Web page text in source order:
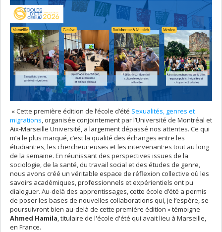
« Cette première édition de l’école d’été Sexualités, genres et
migrations, organisée conjointement par l’Université de Montréal et
Aix-Marseille Université, a largement dépassé nos attentes. Ce qui
m’a le plus marqué, c’est la qualité des échanges entre les
étudiant·es, les chercheur·euses et les intervenant·es tout au long
de la semaine. En réunissant des perspectives issues de la
sociologie, de la santé, du travail social et des études de genre,
nous avons créé un véritable espace de réflexion collective où les
savoirs académiques, professionnels et expérientiels ont pu
dialoguer. Au-delà des apprentissages, cette école d’été a permis
de poser les bases de nouvelles collaborations qui, je l’espère, se
poursuivront bien au-delà de cette première édition » témoigne
Ahmed Hamila, titulaire de l'école d'été qui avait lieu à Marseille,
en France.